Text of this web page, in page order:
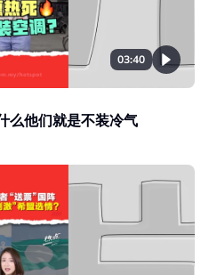
03:40
他们就是不装冷气